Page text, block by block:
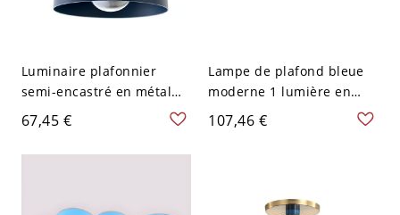
Luminaire plafonnier
semi-encastré en métal
élégant avec abat-jour en
fer vers le bas pour les
maisons modernes - 110
67,45 €
Lampe de plafond bleue
moderne 1 lumière en
rotin tissé en boule avec
une base en bois de 6" de
107,46 €